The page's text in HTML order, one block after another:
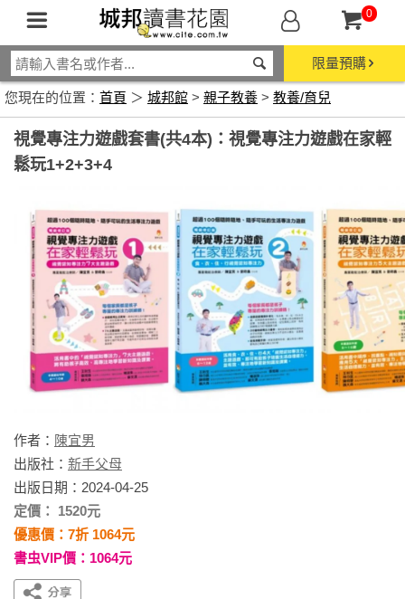
0
限量預購
您現在的位置： 首頁 ＞ 城邦館 > 親子教養 > 教養/育兒
視覺專注力遊戲套書(共4本)：視覺專注力遊戲在家輕
鬆玩1+2+3+4
作者： 陳宜男
出版社： 新手父母
出版日期：2024-04-25
定價： 1520元
優惠價：7折 1064元
書虫VIP價：1064元